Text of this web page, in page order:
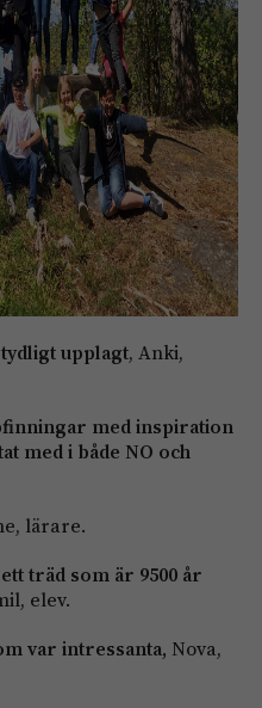
upplagt, Anki,
med inspiration
med i både NO och
lärare.
träd som är 9500 år
elev.
var intressanta, Nova,